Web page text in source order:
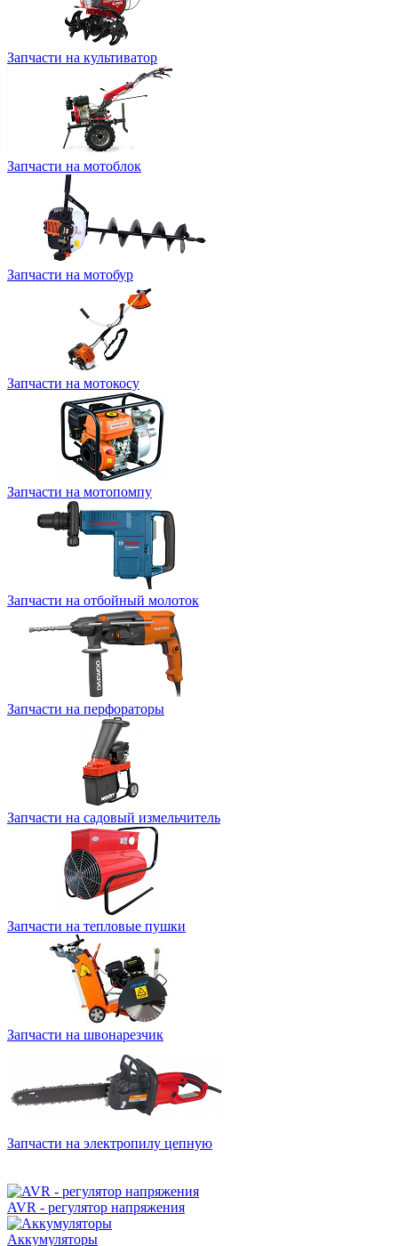
Запчасти на культиватор
Запчасти на мотоблок
Запчасти на мотобур
Запчасти на мотокосу
Запчасти на мотопомпу
Запчасти на отбойный молоток
Запчасти на перфораторы
Запчасти на садовый измельчитель
Запчасти на тепловые пушки
Запчасти на швонарезчик
Запчасти на электропилу цепную
AVR - регулятор напряжения
Аккумуляторы